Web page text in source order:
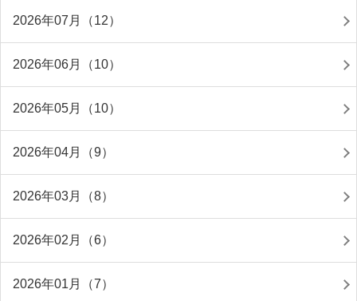
2026年07月（12）
2026年06月（10）
2026年05月（10）
2026年04月（9）
2026年03月（8）
2026年02月（6）
2026年01月（7）